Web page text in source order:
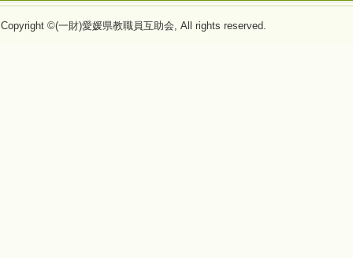
Copyright ©(一財)愛媛県教職員互助会, All rights reserved.